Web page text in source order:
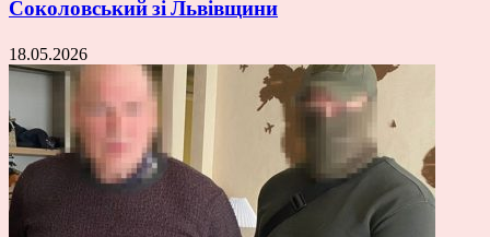
Соколовський зі Львівщини
18.05.2026